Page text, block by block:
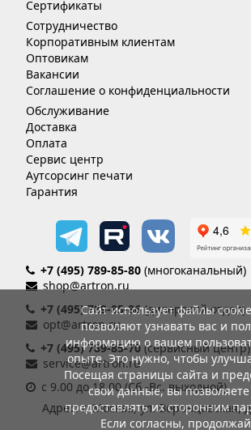
Сертификаты
Сотрудничество
Корпоративным клиентам
Оптовикам
Вакансии
Соглашение о конфиденциальности
Обслуживание
Доставка
Оплата
Сервис центр
Аутсорсинг печати
Гарантия
+7 (495) 789-85-80 (многоканальный)
shop@artron.ru
+7 (495) 789-85-86(дилерский отдел)
opt@artron.ru
+7 (495) 789-85-70 (сервисный центр)
service@artron.ru
с 9.00 до 18.00 (Сб.-Вс. выходной)
Адрес: г. Москва, ул. Воронцовская,
Сайт использует файлы
позволяют узнавать вас и
информацию о вашем
опыте. Это нужно, чтобы
Посещая страницы сайта и
свои данные, вы
предоставлять их сторонним
Если согласны,